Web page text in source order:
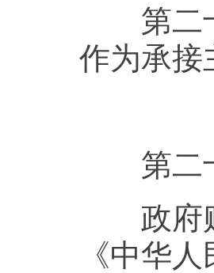
第二十
作为承接
第二
政府购
《中华